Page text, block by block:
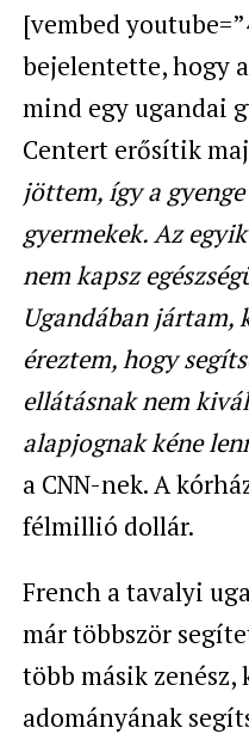
[vembed
bejelentette, hogy
mind egy ugandai
Centert erősítik
jöttem, így a
gyermekek. Az
nem kapsz
Ugandában jártam,
éreztem, hogy
ellátásnak nem
alapjognak kéne
a CNN-nek. A
félmillió dollár.
French a tavalyi
már többször
több másik zenész,
adományának